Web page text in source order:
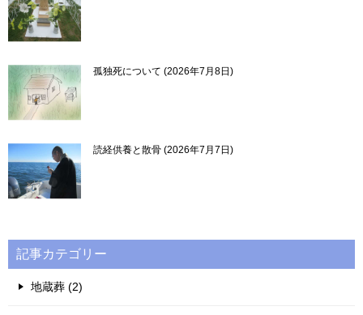
孤独死について 2026年7月8日
読経供養と散骨 2026年7月7日
記事カテゴリー
地蔵葬 (2)